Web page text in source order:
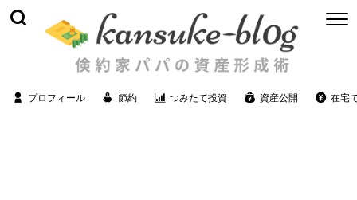
プロフィール 節約 つみたて投資 資産公開 在宅